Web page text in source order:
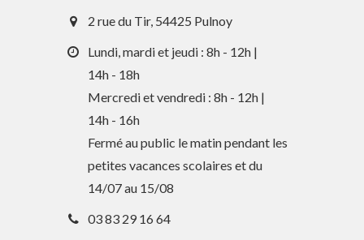
Guide des activités et services
2 rue du Tir, 54425 Pulnoy
Lundi, mardi et jeudi : 8h - 12h |
14h - 18h
Mercredi et vendredi : 8h - 12h |
14h - 16h
Fermé au public le matin pendant les
petites vacances scolaires et du
14/07 au 15/08
03 83 29 16 64